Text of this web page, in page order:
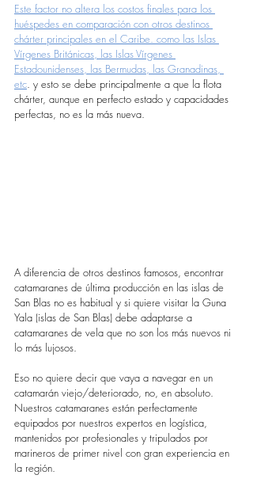
Este factor no altera los costos finales para los
huéspedes en comparación con otros destinos
chárter principales en el Caribe. como las Islas
Vírgenes Británicas, las Islas Vírgenes
Estadounidenses, las Bermudas, las Granadinas,
etc. y esto se debe principalmente a que la flota
chárter, aunque en perfecto estado y capacidades
perfectas, no es la más nueva.
A diferencia de otros destinos famosos, encontrar
catamaranes de última producción en las islas de
San Blas no es habitual y si quiere visitar la Guna
Yala (islas de San Blas) debe adaptarse a
catamaranes de vela que no son los más nuevos ni
lo más lujosos.
Eso no quiere decir que vaya a navegar en un
catamarán viejo/deteriorado, no, en absoluto.
Nuestros catamaranes están perfectamente
equipados por nuestros expertos en logística,
mantenidos por profesionales y tripulados por
marineros de primer nivel con gran experiencia en
la región.